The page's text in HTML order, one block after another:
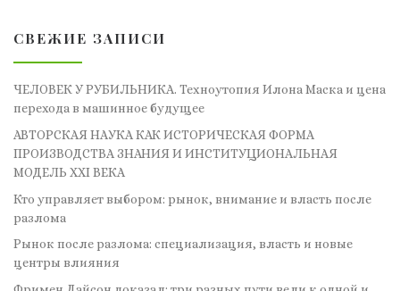
СВЕЖИЕ ЗАПИСИ
ЧЕЛОВЕК У РУБИЛЬНИКА. Техноутопия Илона Маска и цена
перехода в машинное будущее
АВТОРСКАЯ НАУКА КАК ИСТОРИЧЕСКАЯ ФОРМА
ПРОИЗВОДСТВА ЗНАНИЯ И ИНСТИТУЦИОНАЛЬНАЯ
МОДЕЛЬ XXI ВЕКА
Кто управляет выбором: рынок, внимание и власть после
разлома
Рынок после разлома: специализация, власть и новые
центры влияния